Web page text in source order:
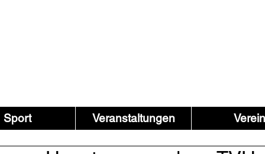
Sport Veranstaltungen Verein